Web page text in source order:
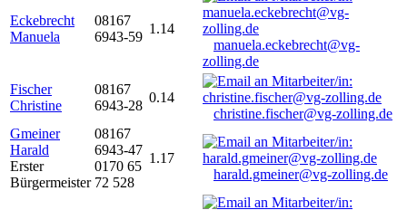
Eckebrecht
Manuela
08167
6943-59
1.14
manuela.eckebrecht@vg-
zolling.de
Fischer
Christine
08167
6943-28
0.14
christine.fischer@vg-zolling.de
Gmeiner
Harald
Erster
Bürgermeister
08167
6943-47
0170 65
72 528
1.17
harald.gmeiner@vg-zolling.de